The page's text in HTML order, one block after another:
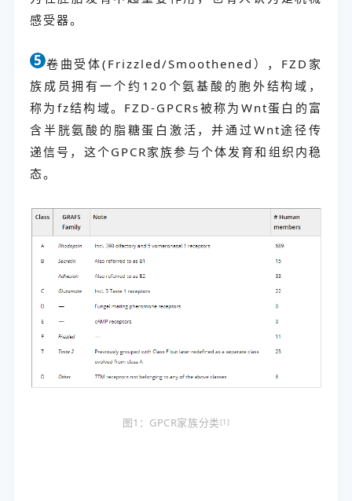
感受器。
5
5
卷曲受体(Frizzled/Smoothened），FZD家
族成员拥有一个约120个氨基酸的胞外结构域，
称为fz结构域。FZD-GPCRs被称为Wnt蛋白的富
含半胱氨酸的脂糖蛋白激活，并通过Wnt途径传
递信号，这个GPCR家族参与个体发育和组织内稳
态。
图1：GPCR家族分类 [1]